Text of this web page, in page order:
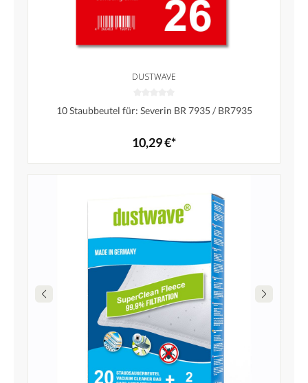
DUSTWAVE
10 Staubbeutel für: Severin BR 7935 / BR7935
10,29 €*